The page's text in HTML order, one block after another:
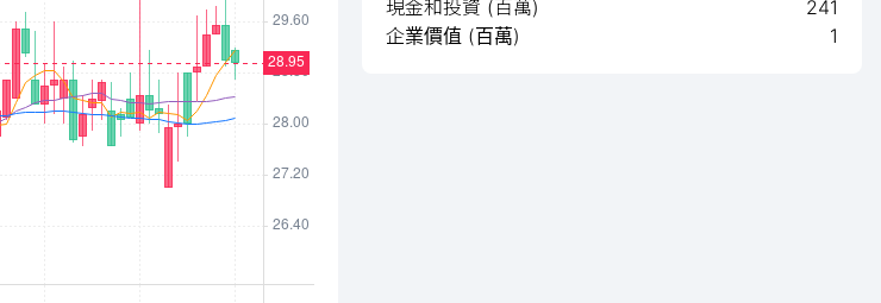
現金和投資 (百萬)
241
企業價值 (百萬)
1